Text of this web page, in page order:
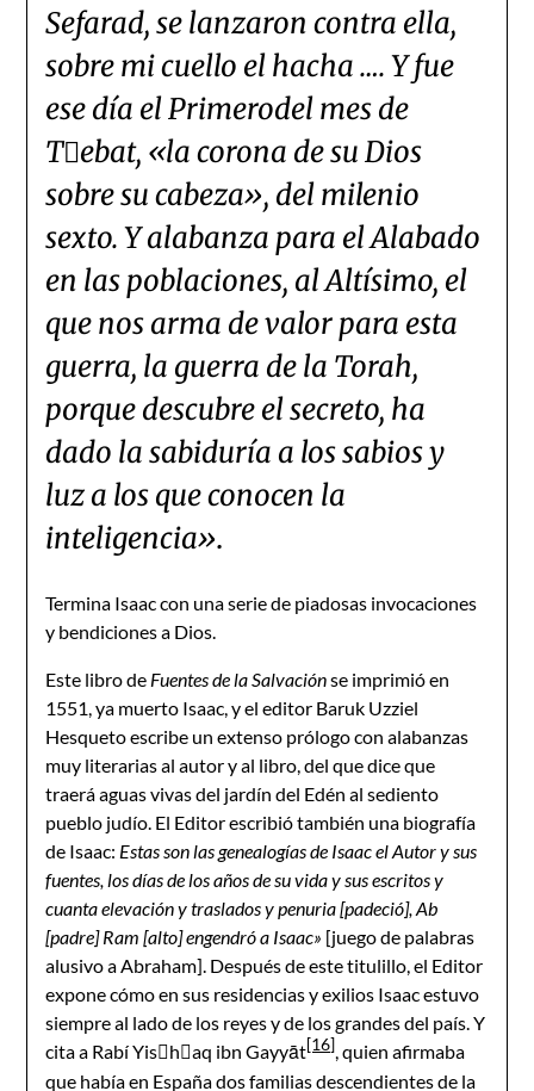
Sefarad, se lanzaron contra ella,
sobre mi cuello el hacha …. Y fue
ese día el Primerodel mes de
Tebat, «la corona de su Dios
sobre su cabeza», del milenio
sexto. Y alabanza para el Alabado
en las poblaciones, al Altísimo, el
que nos arma de valor para esta
guerra, la guerra de la Torah,
porque descubre el secreto, ha
dado la sabiduría a los sabios y
luz a los que conocen la
inteligencia».
Termina Isaac con una serie de piadosas invocaciones
y bendiciones a Dios.
Este libro de Fuentes de la Salvaciónse imprimió en
1551, ya muerto Isaac, y el editor Baruk Uzziel
Hesqueto escribe un extenso prólogo con alabanzas
muy literarias al autor y al libro, del que dice que
traerá aguas vivas del jardín del Edén al sediento
pueblo judío. El Editor escribió también una biografía
de Isaac: Estas son las genealogías de Isaac el Autor y sus
fuentes, los días de los años de su vida y sus escritos y
cuanta elevación y traslados y penuria [padeció], Ab
[padre] Ram [alto] engendró a Isaac» [juego de palabras
alusivo a Abraham]. Después de este titulillo, el Editor
expone cómo en sus residencias y exilios Isaac estuvo
siempre al lado de los reyes y de los grandes del país. Y
cita a Rabí Yishaq ibn Gayyāt[16], quien afirmaba
que había en España dos familias descendientes de la